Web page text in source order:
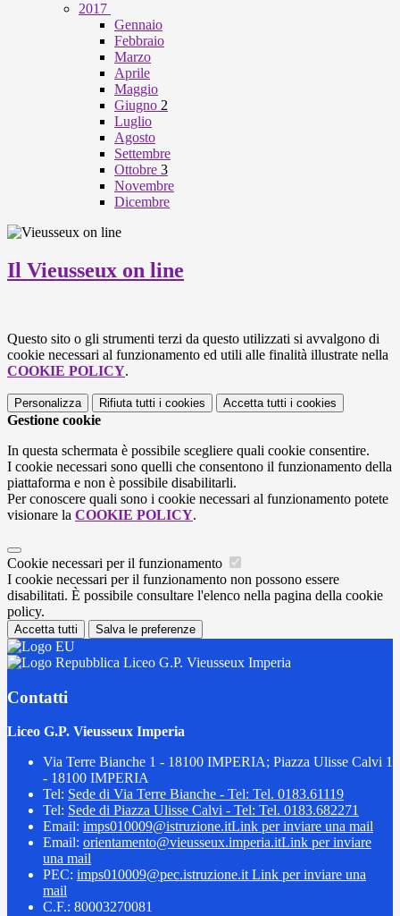
2017
Gennaio
Febbraio
Marzo
Aprile
Maggio
Giugno 2
Luglio
Agosto
Settembre
Ottobre 3
Novembre
Dicembre
Il Vieusseux on line
Questo sito o gli strumenti terzi da questo utilizzati si avvalgono di
cookie necessari al funzionamento ed utili alle finalità illustrate nella
COOKIE POLICY.
Personalizza Rifiuta tutti i cookies Accetta tutti i cookies
Gestione cookie
In questa schermata è possibile scegliere quali cookie consentire.
I cookie necessari sono quelli che consentono il funzionamento della
piattaforma e non è possibile disabilitarli.
Per conoscere quali sono i cookie necessari al funzionamento potete
visionare la COOKIE POLICY.
Cookie necessari per il funzionamento
I cookie necessari per il funzionamento non possono essere
disabilitati. È possibile consultare l'elenco nella pagina della cookie
policy.
Accetta tutti Salva le preferenze
Liceo G.P. Vieusseux Imperia
Contatti
Liceo G.P. Vieusseux Imperia
Via Terre Bianche 1 - 18100 IMPERIA; Piazza Ulisse Calvi 1
- 18100 IMPERIA
Tel: Sede di Via Terre Bianche - Tel: Tel. 0183.61119
Tel: Sede di Piazza Ulisse Calvi - Tel: Tel. 0183.682271
Email: imps010009@istruzione.itLink per inviare una mail
Email: orientamento@vieusseux.imperia.itLink per inviare
una mail
PEC: imps010009@pec.istruzione.it Link per inviare una
mail
C.F.: 80003270081